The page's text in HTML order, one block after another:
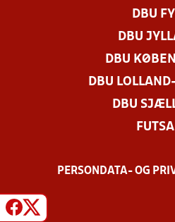
DBU
DBU
DBU
DBU
DBU
PERSONDATA- OG